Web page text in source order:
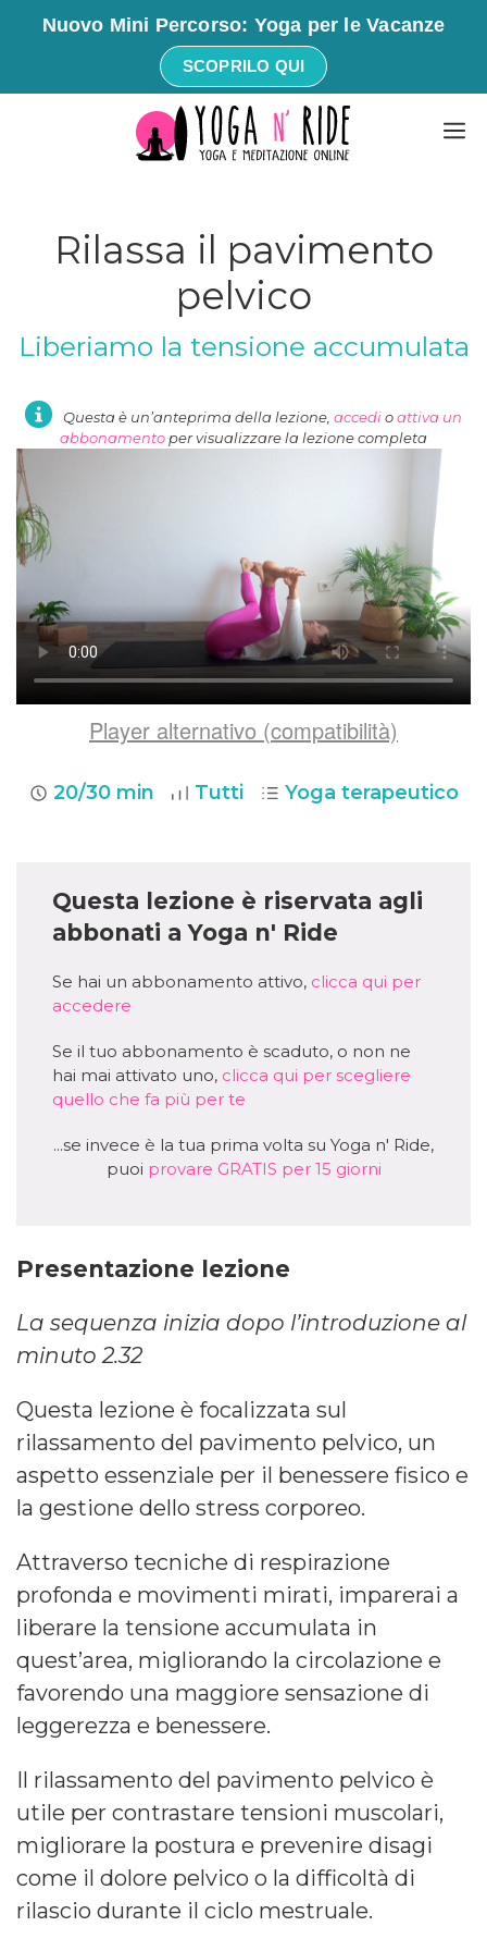
Nuovo Mini Percorso: Yoga per le Vacanze
SCOPRILO QUI
Rilassa il pavimento
pelvico
Liberiamo la tensione accumulata
Questa è un’anteprima della lezione, accedioattiva un
abbonamento per visualizzare la lezione completa
Player alternativo (compatibilità)
20/30 min Tutti Yoga terapeutico
Questa lezione è riservata agli
abbonati a Yoga n' Ride
Se hai un abbonamento attivo, clicca qui per
accedere
Se il tuo abbonamento è scaduto, o non ne
hai mai attivato uno, clicca qui per scegliere
quello che fa più per te
...se invece è la tua prima volta su Yoga n' Ride,
puoi provare GRATIS per 15 giorni
Presentazione lezione
La sequenza inizia dopo l’introduzione al
minuto 2.32
Questa lezione è focalizzata sul
rilassamento del pavimento pelvico, un
aspetto essenziale per il benessere fisico e
la gestione dello stress corporeo.
Attraverso tecniche di respirazione
profonda e movimenti mirati, imparerai a
liberare la tensione accumulata in
quest’area, migliorando la circolazione e
favorendo una maggiore sensazione di
leggerezza e benessere.
Il rilassamento del pavimento pelvico è
utile per contrastare tensioni muscolari,
migliorare la postura e prevenire disagi
come il dolore pelvico o la difficoltà di
rilascio durante il ciclo mestruale.